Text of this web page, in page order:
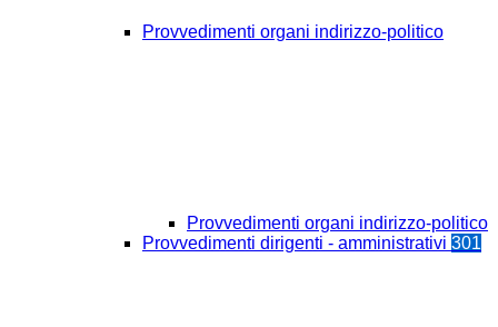
Provvedimenti organi indirizzo-politico
Provvedimenti organi indirizzo-politico
Provvedimenti dirigenti - amministrativi 301